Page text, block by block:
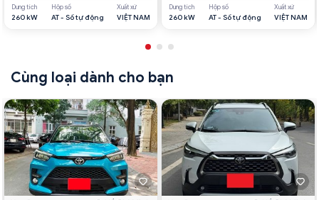
Dung tích
260 kW
Hộp số
AT - Số tự động
Xuất xứ
VIỆT NAM
Dung tích
260 kW
Hộp số
AT - Số tự động
Xuất xứ
VIỆT NAM
Cùng loại dành cho bạn